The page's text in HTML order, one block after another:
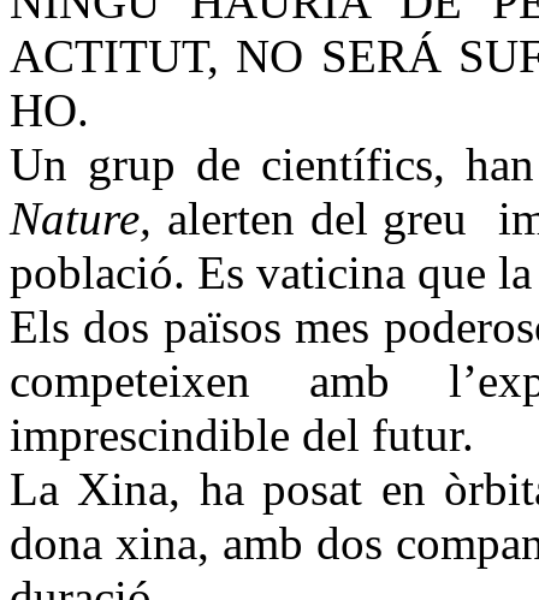
ACTITUT, NO SERÁ
HO.
Un grup de científics,
Nature, alerten del greu
població. Es vaticina que la
Els dos països mes
competeixen amb
imprescindible del futur.
La Xina, ha posat en
dona xina, amb dos